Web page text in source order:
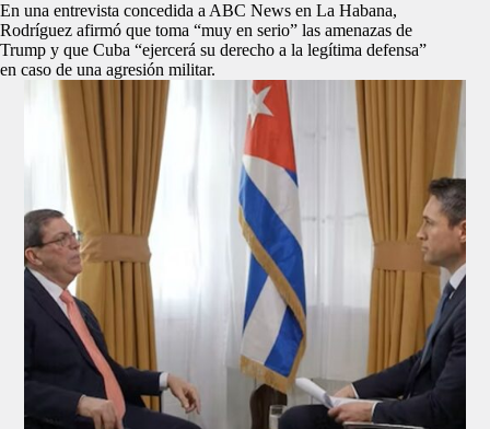
En una entrevista concedida a ABC News en La Habana,
Rodríguez afirmó que toma “muy en serio” las amenazas de
Trump y que Cuba “ejercerá su derecho a la legítima defensa”
en caso de una agresión militar.